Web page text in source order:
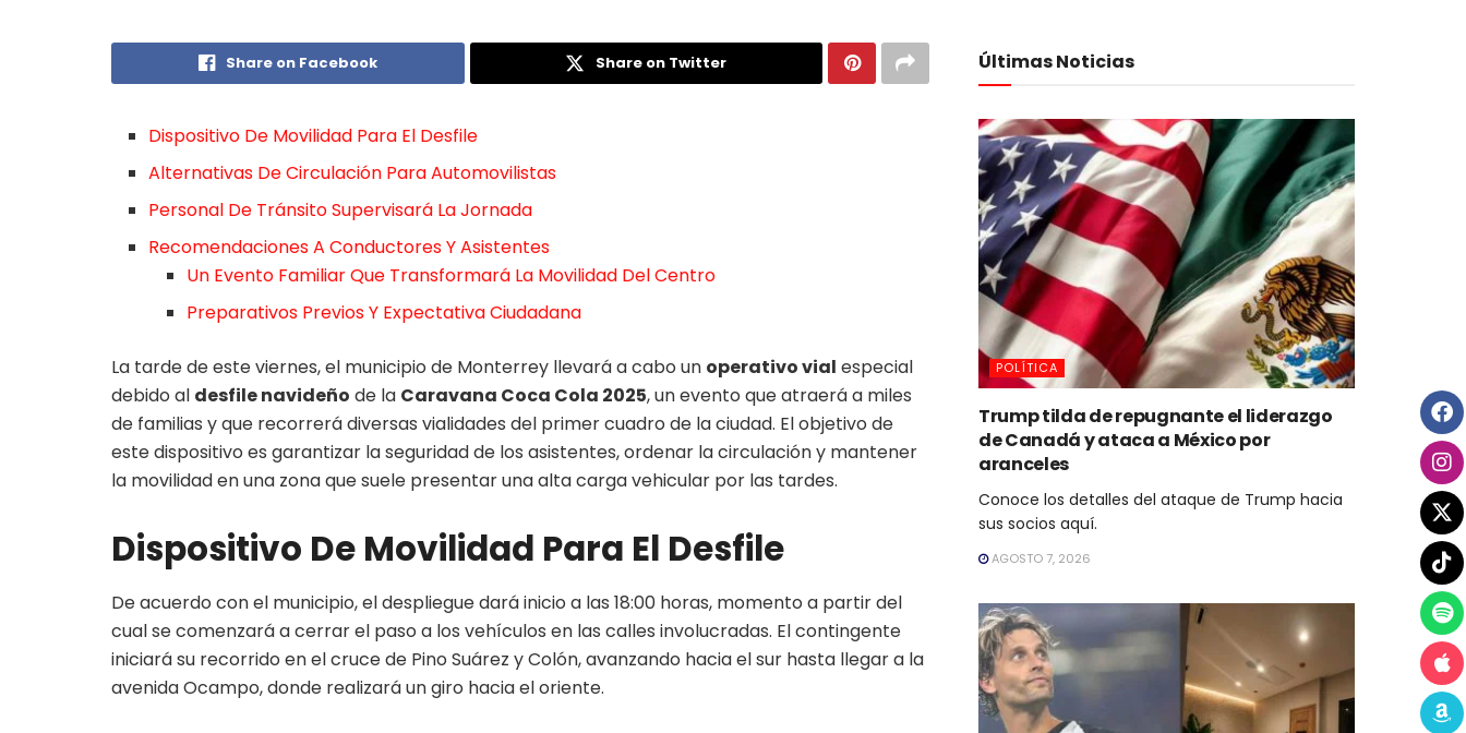
Share on Facebook Share on Twitter
Dispositivo De Movilidad Para El Desfile
Alternativas De Circulación Para Automovilistas
Personal De Tránsito Supervisará La Jornada
Recomendaciones A Conductores Y Asistentes
Un Evento Familiar Que Transformará La Movilidad Del Centro
Preparativos Previos Y Expectativa Ciudadana
La tarde de este viernes, el municipio de Monterrey llevará a cabo un operativo vial especial
debido al desfile navideño de la Caravana Coca Cola 2025, un evento que atraerá a miles
de familias y que recorrerá diversas vialidades del primer cuadro de la ciudad. El objetivo de
este dispositivo es garantizar la seguridad de los asistentes, ordenar la circulación y mantener
la movilidad en una zona que suele presentar una alta carga vehicular por las tardes.
Dispositivo De Movilidad Para El Desfile
De acuerdo con el municipio, el despliegue dará inicio a las 18:00 horas, momento a partir del
cual se comenzará a cerrar el paso a los vehículos en las calles involucradas. El contingente
iniciará su recorrido en el cruce de Pino Suárez y Colón, avanzando hacia el sur hasta llegar a la
avenida Ocampo, donde realizará un giro hacia el oriente.
Últimas Noticias
POLÍTICA
Trump tilda de repugnante el liderazgo
de Canadá y ataca a México por
aranceles
Conoce los detalles del ataque de Trump hacia
sus socios aquí.
AGOSTO 7, 2026